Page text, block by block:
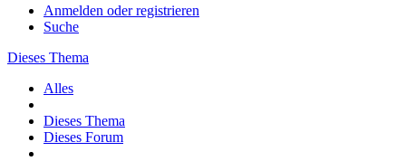
Anmelden oder registrieren
Suche
Dieses Thema
Alles
Dieses Thema
Dieses Forum